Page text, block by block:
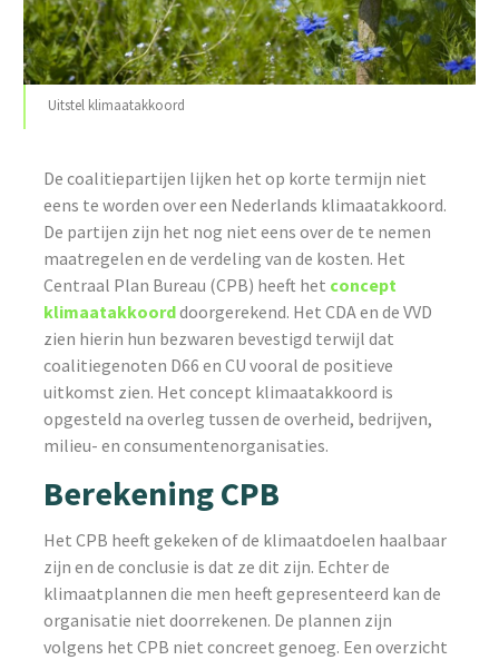
Uitstel klimaatakkoord
De coalitiepartijen lijken het op korte termijn niet
eens te worden over een Nederlands klimaatakkoord.
De partijen zijn het nog niet eens over de te nemen
maatregelen en de verdeling van de kosten. Het
Centraal Plan Bureau (CPB) heeft het concept
klimaatakkoorddoorgerekend. Het CDA en de VVD
zien hierin hun bezwaren bevestigd terwijl dat
coalitiegenoten D66 en CU vooral de positieve
uitkomst zien. Het concept klimaatakkoord is
opgesteld na overleg tussen de overheid, bedrijven,
milieu- en consumentenorganisaties.
Berekening CPB
Het CPB heeft gekeken of de klimaatdoelen haalbaar
zijn en de conclusie is dat ze dit zijn. Echter de
klimaatplannen die men heeft gepresenteerd kan de
organisatie niet doorrekenen. De plannen zijn
volgens het CPB niet concreet genoeg. Een overzicht